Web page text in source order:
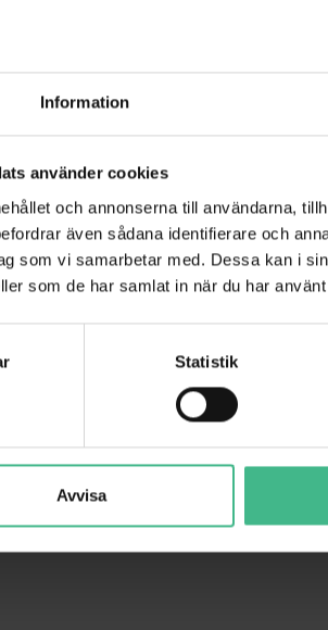
Information
använder cookies
och annonserna till användarna,
även sådana identifierare och
som vi samarbetar med. Dessa kan i
som de har samlat in när du har
Statistik
Avvisa
OMNITRONIC AS-03 MICROPHONE ABSORBER SYSTEM, FOLDABLE
GÅ TILL
KÖPTE OCKSÅ